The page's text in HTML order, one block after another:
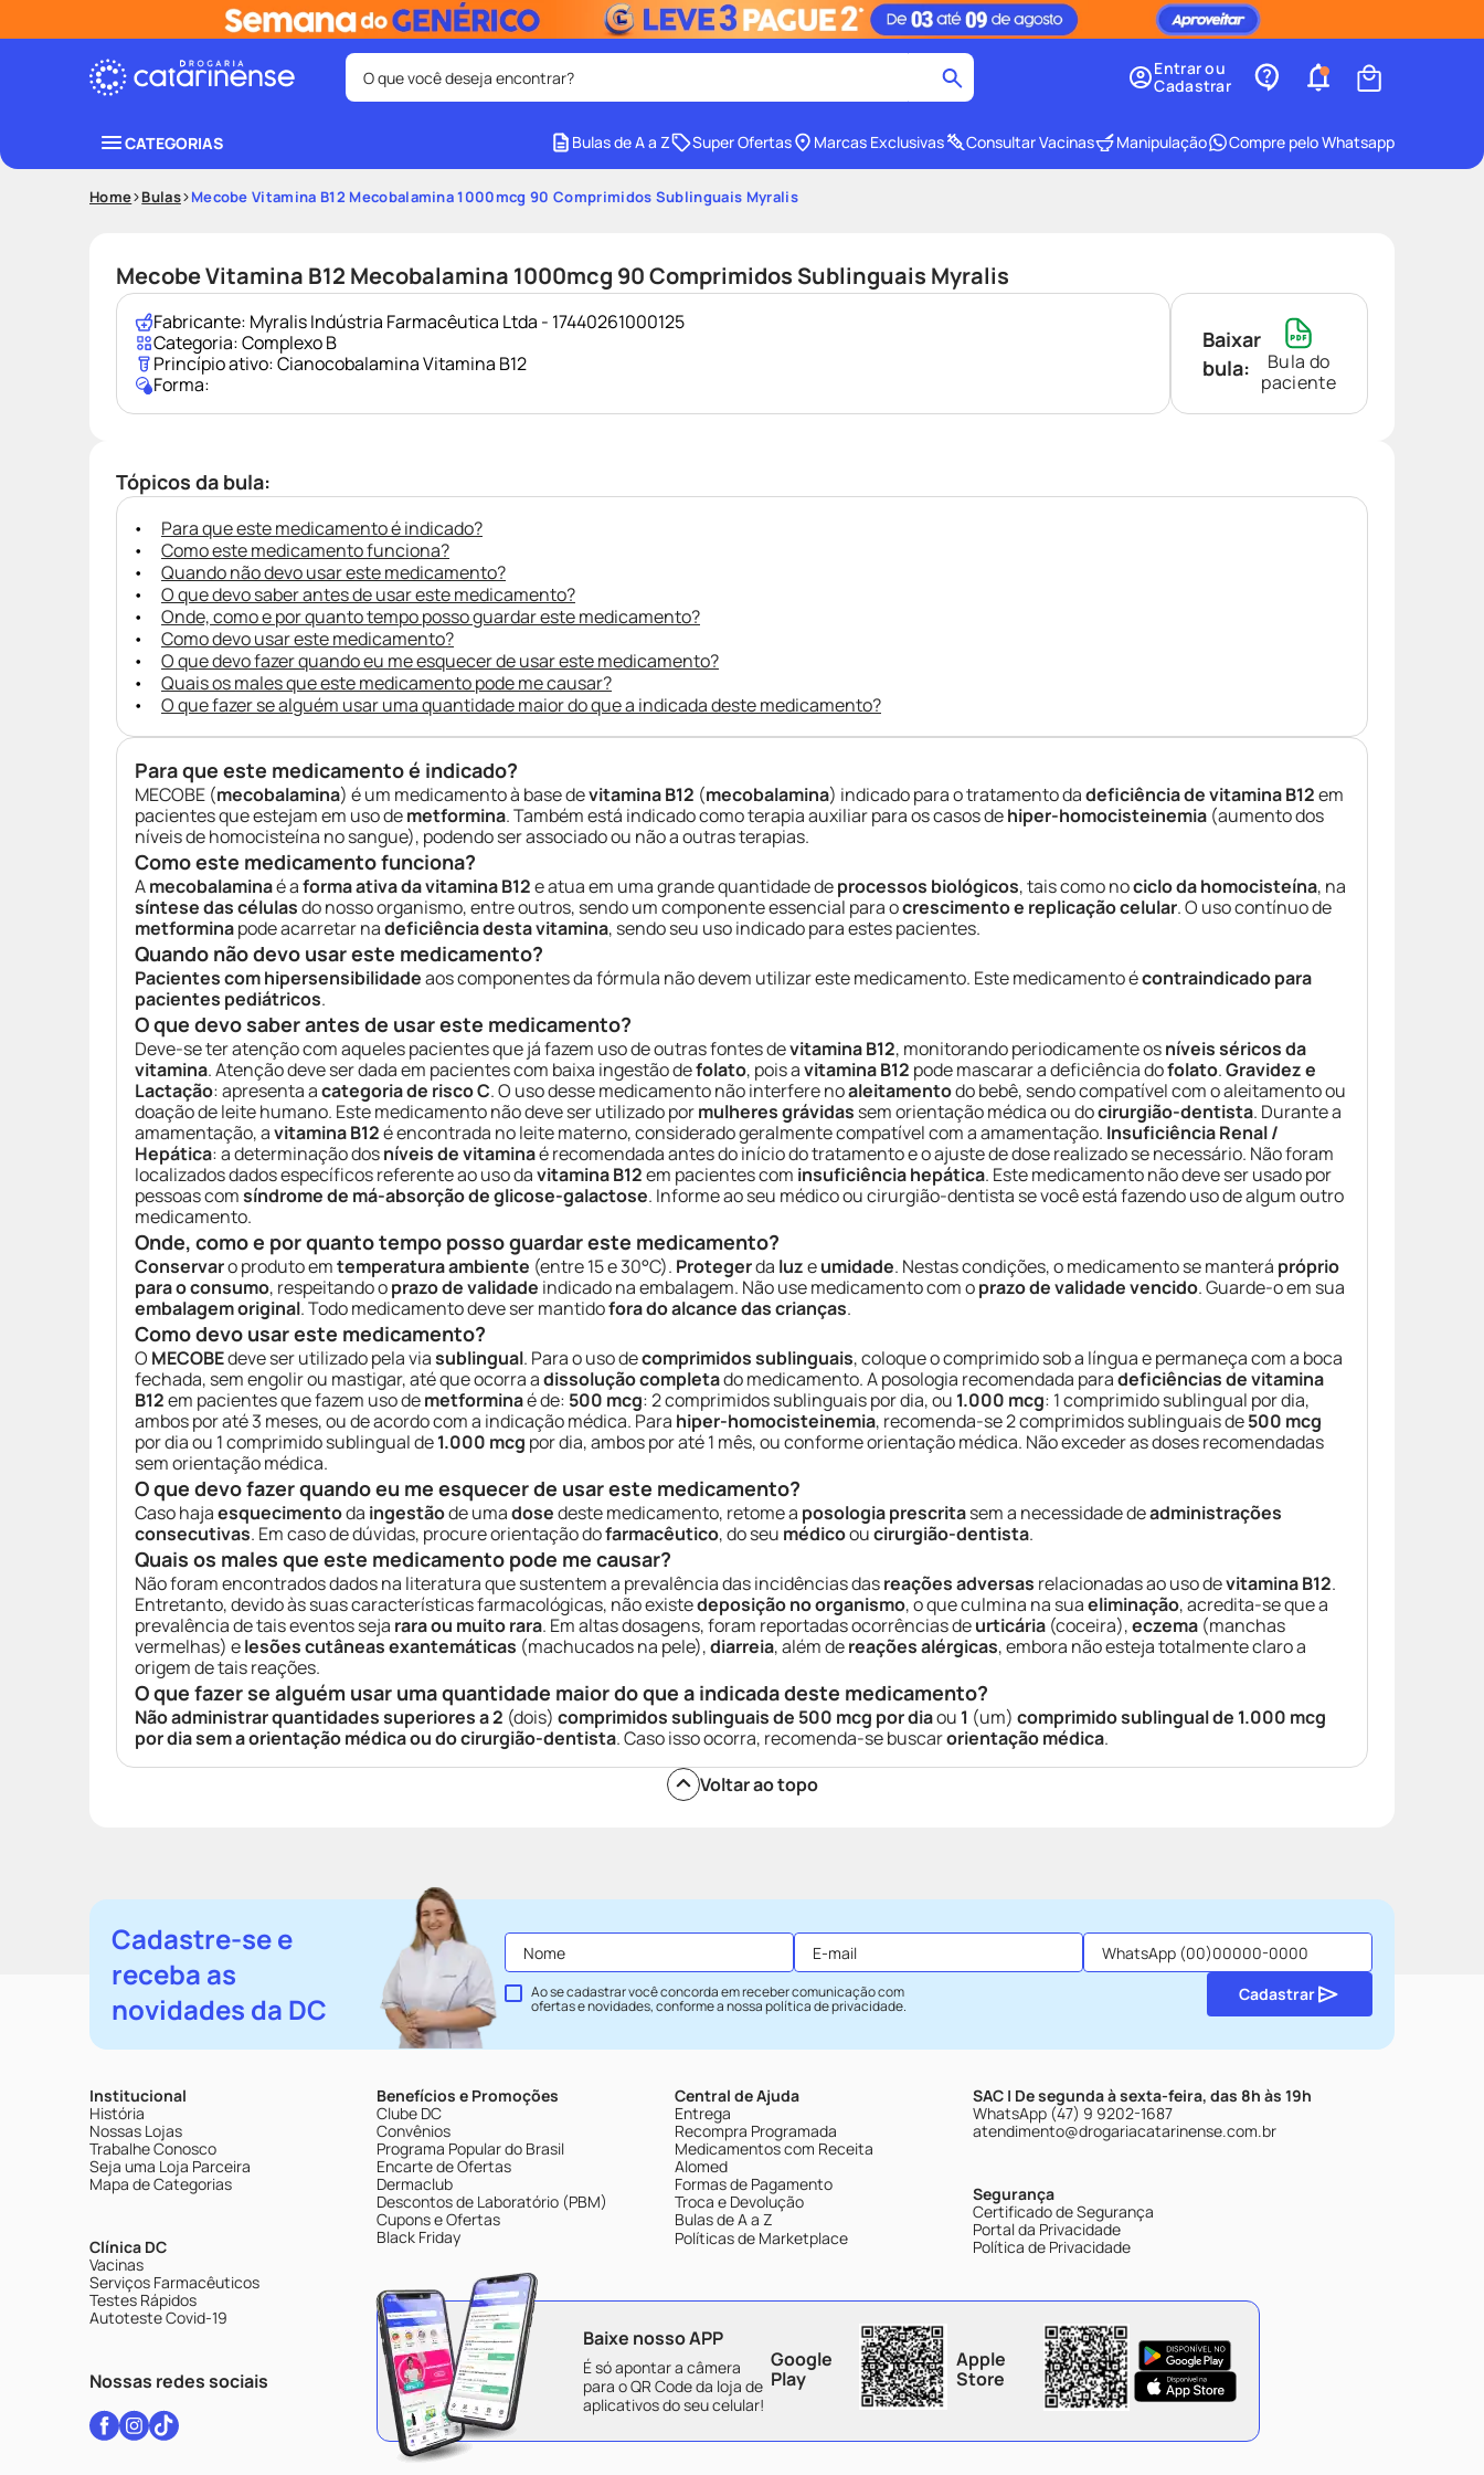
O que você deseja encontrar?
3º protetor solar facial 4º shampoo
7º ozivy 8º protetor solar
Entrar ou
Cadastrar
CATEGORIAS Bulas de A a Z Super Ofertas Marcas Exclusivas Consultar Vacinas Manipulação Compre pelo Whatsapp
Home Bulas Mecobe Vitamina B12 Mecobalamina 1000mcg 90 Comprimidos Sublinguais Myralis
Mecobe Vitamina B12 Mecobalamina 1000mcg 90 Comprimidos Sublinguais Myralis
Fabricante: Myralis Indústria Farmacêutica Ltda - 17440261000125
Categoria:Complexo B
Princípio ativo:Cianocobalamina Vitamina B12
Forma:
Baixar
bula:
Bula do
paciente
Tópicos da bula:
Para que este medicamento é indicado?
Como este medicamento funciona?
Quando não devo usar este medicamento?
O que devo saber antes de usar este medicamento?
Onde, como e por quanto tempo posso guardar este medicamento?
Como devo usar este medicamento?
O que devo fazer quando eu me esquecer de usar este medicamento?
Quais os males que este medicamento pode me causar?
O que fazer se alguém usar uma quantidade maior do que a indicada deste medicamento?
Para que este medicamento é indicado?
MECOBE (mecobalamina) é um medicamento à base devitamina B12 (mecobalamina) indicado para o tratamento dadeficiência de vitamina B12em
pacientes que estejam em uso demetformina. Também está indicado como terapia auxiliar para os casos dehiper-homocisteinemia (aumento dos
níveis de homocisteína no sangue), podendo ser associado ou não a outras terapias.
Como este medicamento funciona?
Amecobalaminaé aforma ativa da vitamina B12e atua em uma grande quantidade deprocessos biológicos, tais como nociclo da homocisteína, na
síntese das célulasdo nosso organismo, entre outros, sendo um componente essencial para ocrescimento e replicação celular. O uso contínuo de
metforminapode acarretar nadeficiência desta vitamina, sendo seu uso indicado para estes pacientes.
Quando não devo usar este medicamento?
Pacientes com hipersensibilidadeaos componentes da fórmula não devem utilizar este medicamento. Este medicamento écontraindicado para
pacientes pediátricos.
O que devo saber antes de usar este medicamento?
Deve-se ter atenção com aqueles pacientes que já fazem uso de outras fontes devitamina B12, monitorando periodicamente osníveis séricos da
vitamina. Atenção deve ser dada em pacientes com baixa ingestão defolato, pois avitamina B12 pode mascarar a deficiência dofolato.Gravidez e
Lactação: apresenta acategoria de risco C. O uso desse medicamento não interfere noaleitamentodo bebê, sendo compatível com o aleitamento ou
doação de leite humano. Este medicamento não deve ser utilizado pormulheres grávidas sem orientação médica ou docirurgião-dentista. Durante a
amamentação, avitamina B12é encontrada no leite materno, considerado geralmente compatível com a amamentação. Insuficiência Renal /
Hepática: a determinação dosníveis de vitaminaé recomendada antes do início do tratamento e o ajuste de dose realizado se necessário. Não foram
localizados dados específicos referente ao uso davitamina B12em pacientes com insuficiência hepática. Este medicamento não deve ser usado por
pessoas comsíndrome de má-absorção de glicose-galactose. Informe ao seu médico ou cirurgião-dentista se você está fazendo uso de algum outro
medicamento.
Onde, como e por quanto tempo posso guardar este medicamento?
Conservaro produto emtemperatura ambiente (entre 15 e 30°C). Protegerda luzeumidade. Nestas condições, o medicamento se manterá próprio
para o consumo, respeitando oprazo de validade indicado na embalagem. Não use medicamento com oprazo de validade vencido. Guarde-o em sua
embalagem original. Todo medicamento deve ser mantidofora do alcance das crianças.
Como devo usar este medicamento?
O MECOBEdeve ser utilizado pela viasublingual. Para o uso decomprimidos sublinguais, coloque o comprimido sob a língua e permaneça com a boca
fechada, sem engolir ou mastigar, até que ocorra adissolução completado medicamento. A posologia recomendada paradeficiências de vitamina
B12em pacientes que fazem uso demetforminaé de: 500 mcg: 2 comprimidos sublinguais por dia, ou 1.000 mcg: 1 comprimido sublingual por dia,
ambos por até 3 meses, ou de acordo com a indicação médica. Para hiper-homocisteinemia, recomenda-se 2 comprimidos sublinguais de500 mcg
por dia ou 1 comprimido sublingual de1.000 mcg por dia, ambos por até 1 mês, ou conforme orientação médica. Não exceder as doses recomendadas
sem orientação médica.
O que devo fazer quando eu me esquecer de usar este medicamento?
Caso hajaesquecimentoda ingestãode umadosedeste medicamento, retome a posologia prescritasem a necessidade deadministrações
consecutivas. Em caso de dúvidas, procure orientação dofarmacêutico, do seu médicooucirurgião-dentista.
Quais os males que este medicamento pode me causar?
Não foram encontrados dados na literatura que sustentem a prevalência das incidências dasreações adversas relacionadas ao uso devitamina B12.
Entretanto, devido às suas características farmacológicas, não existedeposição no organismo, o que culmina na suaeliminação, acredita-se que a
prevalência de tais eventos seja rara ou muito rara. Em altas dosagens, foram reportadas ocorrências deurticária (coceira),eczema (manchas
vermelhas) elesões cutâneas exantemáticas (machucados na pele),diarreia, além dereações alérgicas, embora não esteja totalmente claro a
origem de tais reações.
O que fazer se alguém usar uma quantidade maior do que a indicada deste medicamento?
Não administrar quantidades superiores a 2 (dois) comprimidos sublinguais de 500 mcg por diaou 1 (um) comprimido sublingual de 1.000 mcg
por dia sem a orientação médica ou do cirurgião-dentista. Caso isso ocorra, recomenda-se buscarorientação médica.
Voltar ao topo
Cadastre-se e
receba as
novidades da DC
Ao se cadastrar você concorda em receber comunicação com
ofertas e novidades, conforme a nossapolítica de privacidade.
Cadastrar
Institucional
História
Nossas Lojas
Trabalhe Conosco
Seja uma Loja Parceira
Mapa de Categorias
Clínica DC
Vacinas
Serviços Farmacêuticos
Testes Rápidos
Autoteste Covid-19
Nossas redes sociais
Benefícios e Promoções
Clube DC
Convênios
Programa Popular do Brasil
Encarte de Ofertas
Dermaclub
Descontos de Laboratório (PBM)
Cupons e Ofertas
Black Friday
Central de Ajuda
Entrega
Recompra Programada
Medicamentos com Receita
Alomed
Formas de Pagamento
Troca e Devolução
Bulas de A a Z
Políticas de Marketplace
SAC | De segunda à sexta-feira, das 8h às 19h
WhatsApp (47) 9 9202-1687
atendimento@drogariacatarinense.com.br
Segurança
Certificado de Segurança
Portal da Privacidade
Política de Privacidade
Baixe nosso APP
É só apontar a câmera
para o QR Code da loja de
aplicativos do seu celular!
Google
Play
Apple
Store